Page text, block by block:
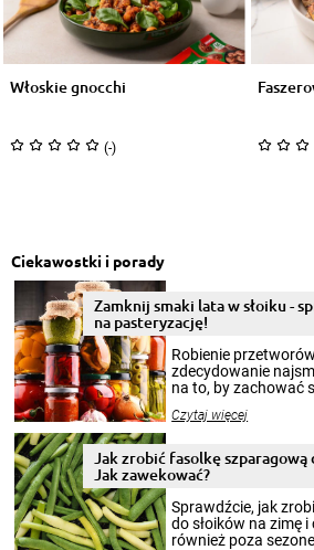
Włoskie gnocchi
(-)
Ciekawostki i porady
Zamknij smaki lata w słoiku -
na pasteryzację!
Robienie
zdecydowanie
na to, by zachować
krajobrazów, by
pełni poczuć
miesięcy.
patenty, które
przetworów.
Czytaj więcej
Jak zrobić fasolkę szparagową
Jak zawekować?
Sprawdźcie, jak
do słoików na zimę
również poza